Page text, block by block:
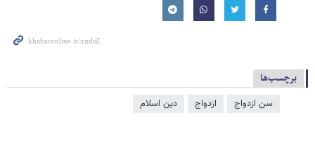
برچسب‌ها
سن ازدواج ازدواج دین اسلام